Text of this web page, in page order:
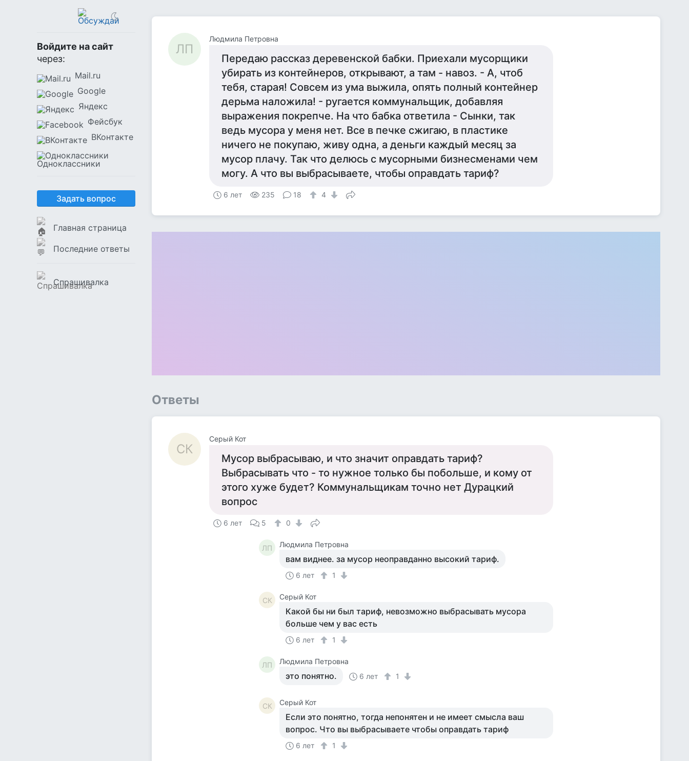
Войдите на сайт
через:
Mail.ru
Google
Яндекс
Фейсбук
ВКонтакте
Одноклассники
Задать вопрос
Главная страница
Последние ответы
Спрашивалка
ЛП
Людмила Петровна
Передаю рассказ деревенской бабки. Приехали мусорщики
убирать из контейнеров, открывают, а там - навоз. - А, чтоб
тебя, старая! Совсем из ума выжила, опять полный контейнер
дерьма наложила! - ругается коммунальщик, добавляя
выражения покрепче. На что бабка ответила - Сынки, так
ведь мусора у меня нет. Все в печке сжигаю, в пластике
ничего не покупаю, живу одна, а деньги каждый месяц за
мусор плачу. Так что делюсь с мусорными бизнесменами чем
могу. А что вы выбрасываете, чтобы оправдать тариф?
6 лет 235 18 4
Ответы
СК
Серый Кот
Мусор выбрасываю, и что значит оправдать тариф?
Выбрасывать что - то нужное только бы побольше, и кому от
этого хуже будет? Коммунальщикам точно нет Дурацкий
вопрос
6 лет 5 0
ЛП Людмила Петровна
вам виднее. за мусор неоправданно высокий тариф.
6 лет 1
СК Серый Кот
Какой бы ни был тариф, невозможно выбрасывать мусора
больше чем у вас есть
6 лет 1
ЛП Людмила Петровна
это понятно. 6 лет 1
СК Серый Кот
Если это понятно, тогда непонятен и не имеет смысла ваш
вопрос. Что вы выбрасываете чтобы оправдать тариф
6 лет 1